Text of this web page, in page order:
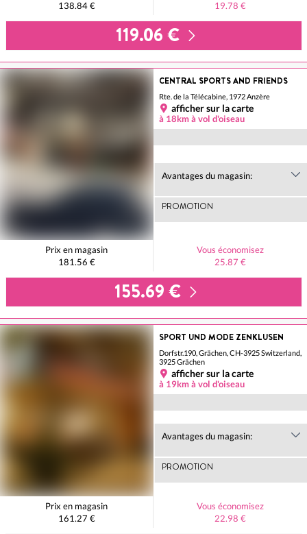
138.84 € 19.78 €
119.06 €
CENTRAL SPORTS AND FRIENDS
Rte. de la Télécabine, 1972 Anzère
afficher sur la carte
à 18km à vol d'oiseau
Avantages du magasin:
PROMOTION
Prix en magasin
181.56 €
Vous économisez
25.87 €
155.69 €
SPORT UND MODE ZENKLUSEN
Dorfstr.190, Grächen, CH-3925 Switzerland,
3925 Grächen
afficher sur la carte
à 19km à vol d'oiseau
Avantages du magasin:
PROMOTION
Prix en magasin
161.27 €
Vous économisez
22.98 €